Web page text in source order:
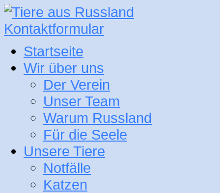
Kontaktformular
Startseite
Wir über uns
Der Verein
Unser Team
Warum Russland
Für die Seele
Unsere Tiere
Notfälle
Katzen